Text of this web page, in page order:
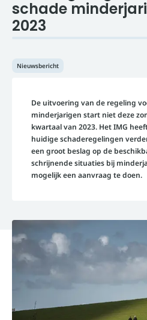
schade
2023
Nieuwsbericht
De uitvoering van de regeling
minderjarigen start niet deze
kwartaal van 2023. Het IMG
huidige schaderegelingen
een groot beslag op de
schrijnende situaties bij
mogelijk een aanvraag te doen.